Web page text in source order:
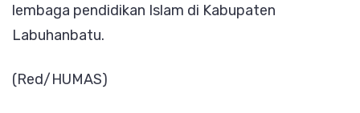
lembaga pendidikan Islam di Kabupaten
Labuhanbatu.
(Red/HUMAS)